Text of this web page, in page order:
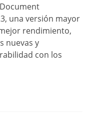
una versión mayor
rendimiento,
nuevas y
con los